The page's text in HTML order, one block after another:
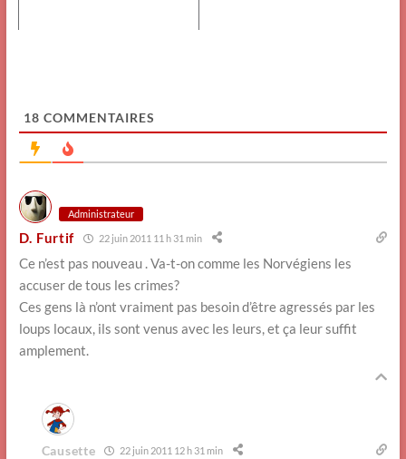
18 COMMENTAIRES
Administrateur
D. Furtif 22 juin 2011 11 h 31 min
Ce n’est pas nouveau . Va-t-on comme les Norvégiens les
accuser de tous les crimes?
Ces gens là n’ont vraiment pas besoin d’être agressés par les
loups locaux, ils sont venus avec les leurs, et ça leur suffit
amplement.
Causette 22 juin 2011 12 h 31 min